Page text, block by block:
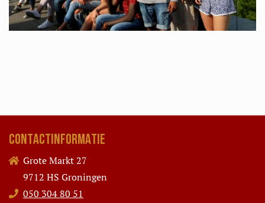
CONTACTINFORMATIE
Grote Markt 27
9712 HS Groningen
050 304 80 51